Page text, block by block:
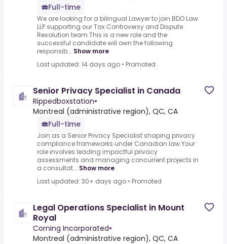
Full-time
We are looking for a bilingual Lawyer to join BDO Law
LLP supporting our Tax Controversy and Dispute
Resolution team.This is a new role and the
successful candidate will own the following
responsib... Show more
Last updated: 14 days ago • Promoted
Senior Privacy Specialist in Canada
Rippedboxstation•
Montreal (administrative region), QC, CA
Full-time
Join as a Senior Privacy Specialist shaping privacy
compliance frameworks under Canadian law.Your
role involves leading impactful privacy
assessments and managing concurrent projects in
a consultat... Show more
Last updated: 30+ days ago • Promoted
Legal Operations Specialist in Mount
Royal
Corning Incorporated•
Montreal (administrative region), QC, CA